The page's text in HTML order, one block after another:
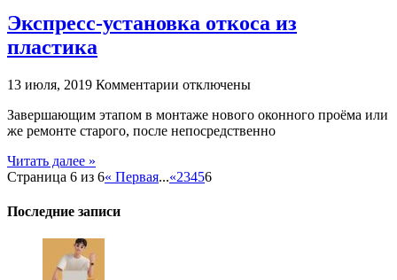
Экспресс-установка откоса из
пластика
13 июля, 2019 Комментарии к
Экспресс-
установка
пластика
отключены
Завершающим этапом в монтаже нового оконного проёма или
же ремонте старого, после непосредственно
Читать далее »
Страница 6 из 6« Первая...«23456
Последние записи